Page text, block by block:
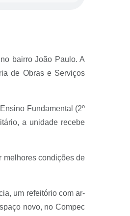
bairro João Paulo. A
de Obras e Serviços
Fundamental (2º
a unidade recebe
melhores condições de
um refeitório com ar-
novo, no Compec